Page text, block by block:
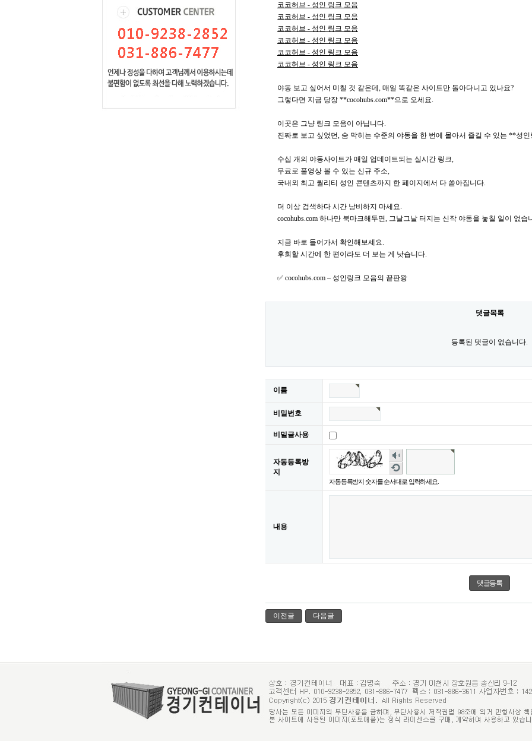
코코허브 - 성인 링크 모음
코코허브 - 성인 링크 모음
코코허브 - 성인 링크 모음
코코허브 - 성인 링크 모음
코코허브 - 성인 링크 모음
코코허브 - 성인 링크 모음
야동 보고 싶어서 미칠 것 같은데, 매일 똑같은 사이트만 돌아다니고 있나요?
그렇다면 지금 당장 **cocohubs.com**으로 오세요.
이곳은 그냥 링크 모음이 아닙니다.
진짜로 보고 싶었던, 숨 막히는 수준의 야동을 한 번에 몰아서 즐길 수 있는 **성
수십 개의 야동사이트가 매일 업데이트되는 실시간 링크,
무료로 풀영상 볼 수 있는 신규 주소,
국내외 최고 퀄리티 성인 콘텐츠까지 한 페이지에서 다 쏟아집니다.
더 이상 검색하다 시간 낭비하지 마세요.
cocohubs.com 하나만 북마크해두면, 그날그날 터지는 신작 야동을 놓칠 일이 없습
지금 바로 들어가서 확인해보세요.
후회할 시간에 한 편이라도 더 보는 게 낫습니다.
✅ cocohubs.com – 성인링크 모음의 끝판왕
댓글목록
등록된 댓글이 없습니다.
이름
비밀번호
비밀글사용
자동등록방
지
숫
자
음
성
듣
새
로
고
침
자동등록방지 숫자를 순서대로 입력하세요.
내용
이전글 다음글